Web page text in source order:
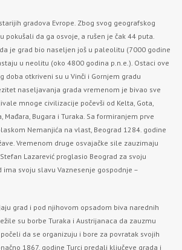
gradova Evrope. Zbog svog geografskog
pokušali da ga osvoje, a rušen je čak 44 puta.
je grad bio naseljen još u paleolitu (7000 godine
u neolitu (oko 4800 godina p.n.e.). Ostaci ove
doba otkriveni su u Vinči i Gornjem gradu
naseljavanja grada vremenom je bivao sve
mnoge civilizacije počevši od Kelta, Gota,
Mađara, Bugara i Turaka. Sa formiranjem prve
Nemanjića na vlast, Beograd 1284. godine
Vremenom druge osvajačke sile zauzimaju
Lazarević proglasio Beograd za svoju
ima svoju slavu Vaznesenje gospodnje –
grad i pod njihovom opsadom biva narednih
su borbe Turaka i Austrijanaca da zauzmu
da se organizuju i bore za povratak svojih
1867. godine Turci predali ključeve grada i